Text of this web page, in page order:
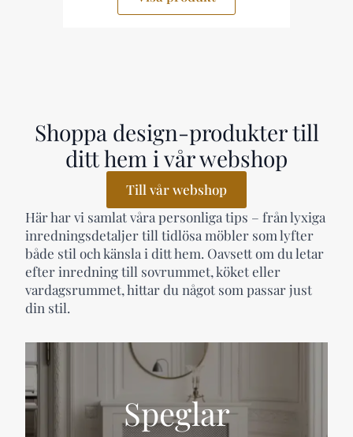
Speglar
Shoppa design-produkter till
ditt hem i vår webshop
Till vår webshop
Här har vi samlat våra personliga tips – från lyxiga
inredningsdetaljer till tidlösa möbler som lyfter
både stil och känsla i ditt hem. Oavsett om du letar
efter inredning till sovrummet, köket eller
vardagsrummet, hittar du något som passar just
din stil.